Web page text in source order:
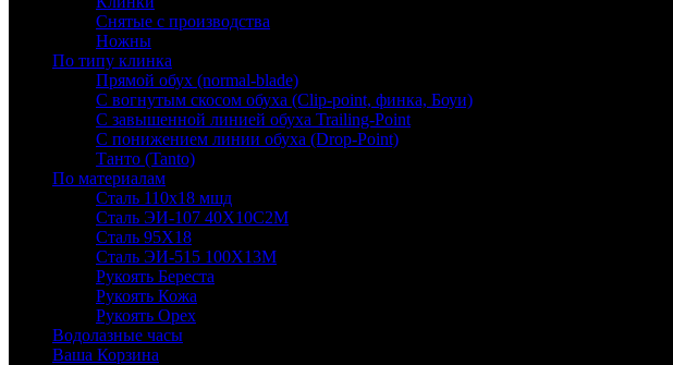
Снятые с производства
Ножны
По типу клинка
Прямой обух (normal-blade)
С вогнутым скосом обуха (Clip-point, финка, Боуи)
С завышенной линией обуха Trailing-Point
С понижением линии обуха (Drop-Point)
Танто (Tanto)
По материалам
Сталь 110х18 мшд
Сталь ЭИ-107 40Х10С2М
Сталь 95Х18
Сталь ЭИ-515 100Х13М
Рукоять Береста
Рукоять Кожа
Рукоять Орех
Водолазные часы
Ваша Корзина